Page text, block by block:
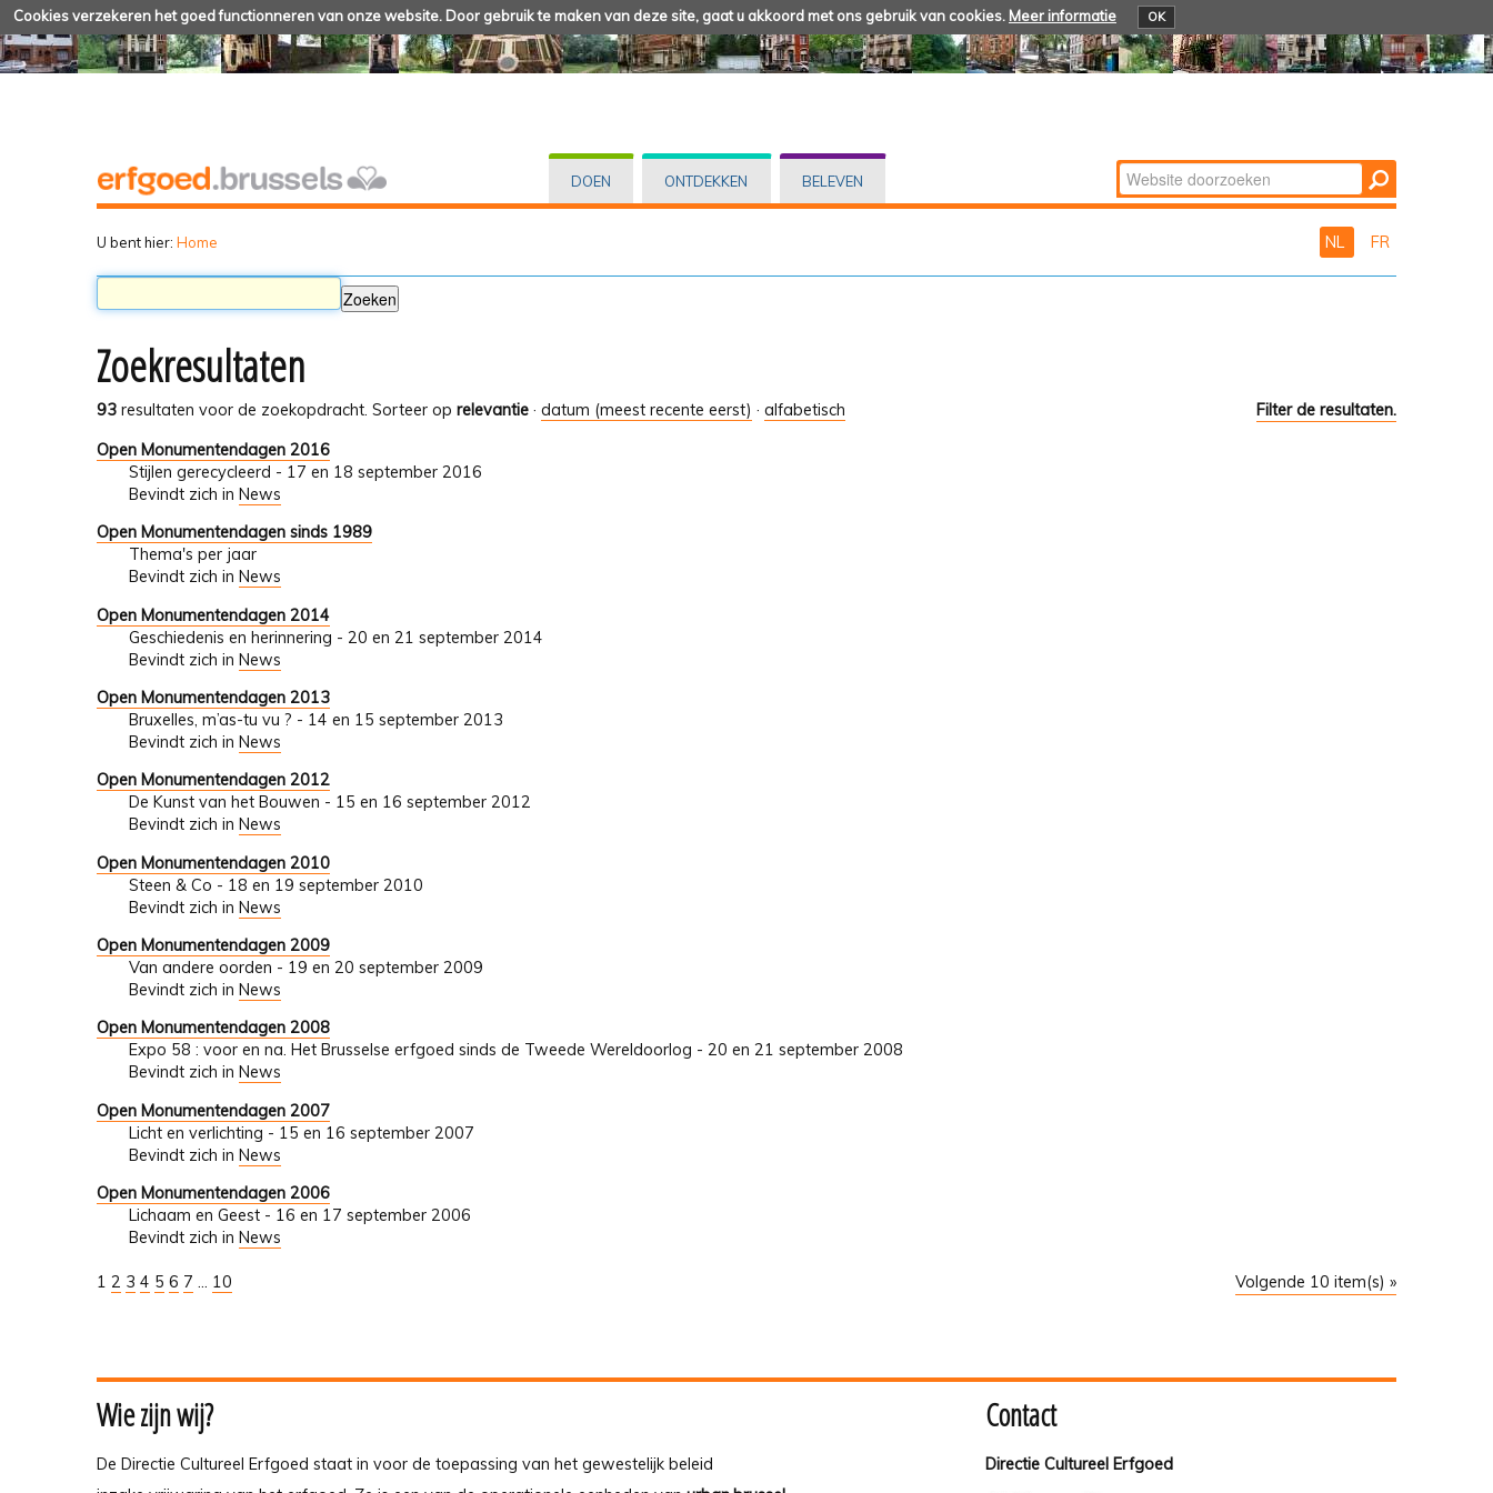
Cookies verzekeren het goed functionneren van onze website. Door gebruik te maken van deze site, gaat u akkoord met ons gebruik van cookies. Meer informatie OK
DOEN ONTDEKKEN BELEVEN Zoek
Geavanceerd
U bent hier: Home NL FR
Zoekresultaten
93 resultaten voor de zoekopdracht. Filter de resultaten.
Sorteer op relevantie · datum (meest recente eerst) · alfabetisch
Open Monumentendagen 2016
Stijlen gerecycleerd - 17 en 18 september 2016
Bevindt zich in News
Open Monumentendagen sinds 1989
Thema's per jaar
Bevindt zich in News
Open Monumentendagen 2014
Geschiedenis en herinnering - 20 en 21 september 2014
Bevindt zich in News
Open Monumentendagen 2013
Bruxelles, m’as-tu vu ? - 14 en 15 september 2013
Bevindt zich in News
Open Monumentendagen 2012
De Kunst van het Bouwen - 15 en 16 september 2012
Bevindt zich in News
Open Monumentendagen 2010
Steen & Co - 18 en 19 september 2010
Bevindt zich in News
Open Monumentendagen 2009
Van andere oorden - 19 en 20 september 2009
Bevindt zich in News
Open Monumentendagen 2008
Expo 58 : voor en na. Het Brusselse erfgoed sinds de Tweede Wereldoorlog - 20 en 21 september 2008
Bevindt zich in News
Open Monumentendagen 2007
Licht en verlichting - 15 en 16 september 2007
Bevindt zich in News
Open Monumentendagen 2006
Lichaam en Geest - 16 en 17 september 2006
Bevindt zich in News
Volgende 10 item(s) »
1 2 3 4 5 6 7 ... 10
Wie zijn wij?
De Directie Cultureel Erfgoed staat in voor de toepassing van het gewestelijk beleid
Contact
Directie Cultureel Erfgoed